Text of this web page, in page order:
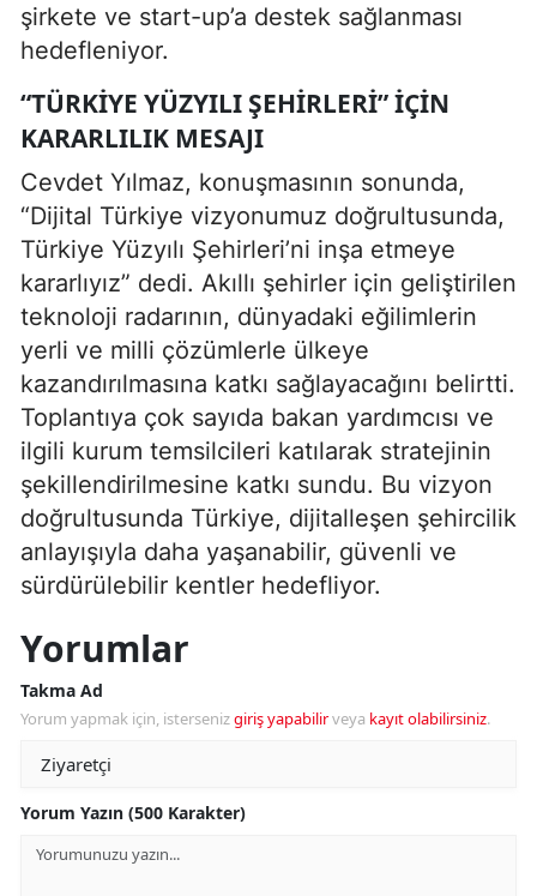
şirkete ve start-up’a destek sağlanması
hedefleniyor.
“TÜRKIYE YÜZYILI ŞEHIRLERI” İÇIN
KARARLILIK MESAJI
Cevdet Yılmaz, konuşmasının sonunda,
“Dijital Türkiye vizyonumuz doğrultusunda,
Türkiye Yüzyılı Şehirleri’ni inşa etmeye
kararlıyız” dedi. Akıllı şehirler için geliştirilen
teknoloji radarının, dünyadaki eğilimlerin
yerli ve milli çözümlerle ülkeye
kazandırılmasına katkı sağlayacağını belirtti.
Toplantıya çok sayıda bakan yardımcısı ve
ilgili kurum temsilcileri katılarak stratejinin
şekillendirilmesine katkı sundu. Bu vizyon
doğrultusunda Türkiye, dijitalleşen şehircilik
anlayışıyla daha yaşanabilir, güvenli ve
sürdürülebilir kentler hedefliyor.
Yorumlar
Takma Ad
Yorum yapmak için, istersenizgiriş yapabilirveya kayıt olabilirsiniz.
Yorum Yazın (500 Karakter)